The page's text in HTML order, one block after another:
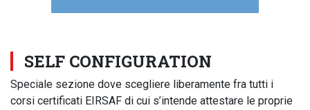
SELF CONFIGURATION
Speciale sezione dove scegliere liberamente fra tutti i
corsi certificati EIRSAF di cui s’intende attestare le proprie